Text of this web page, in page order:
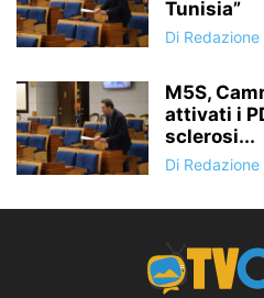
Tunisia”
Di Redazione
M5S,
attivati i
sclerosi...
Di Redazione